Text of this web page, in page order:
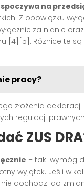
spoczywa na
Z obowiązku
za nianie
[4][5] . Różnice te
pracy?
złożenia
regulacji prawnych
ZUS
– taki wymóg
wyjątek. Jeśli w
dochodzi do